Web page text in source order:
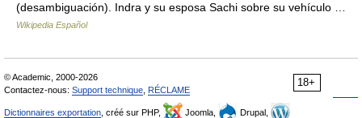
(desambiguación). Indra y su esposa Sachi sobre su vehículo …
Wikipedia Español
18+
© Academic, 2000-2026
Contactez-nous: Support technique RÉCLAME
Dictionnaires exportation , créé sur PHP, Joomla,
Drupal,